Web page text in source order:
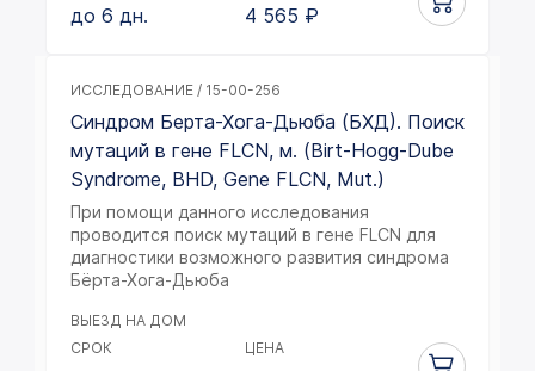
до 6 дн. 4 565 ₽
ИССЛЕДОВАНИЕ / 15-00-256
Синдром Берта-Хога-Дьюба (БХД). Поиск
мутаций в гене FLCN, м. (Birt-Hogg-Dube
Syndrome, BHD, Gene FLCN, Mut.)
При помощи данного исследования
проводится поиск мутаций в гене FLCN для
диагностики возможного развития синдрома
Бёрта-Хога-Дьюба
ВЫЕЗД НА ДОМ
СРОК
ЦЕНА